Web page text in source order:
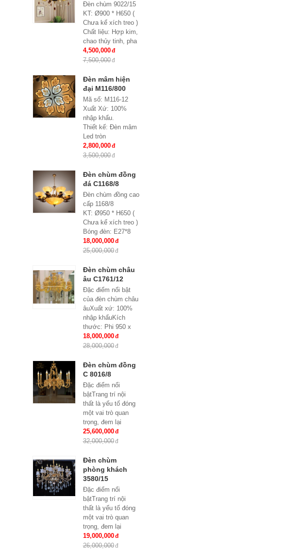
Đèn chùm 9022/15
KT: Ø900 * H650 (
Chưa kể xích treo )
Chất liệu: Hợp kim,
chao thủy tinh, pha
lê
Bóng đèn: E27*15
4,500,000
7,500,000
Đèn mâm hiện
đại M116/800
Mã số: M116-12
Xuất Xứ: 100%
nhập khẩu.
Thiết kế: Đèn mâm
Led tròn
Kích thước: Ø800x
H 150 mm
Led SMD 3 đổi mầu
Điều khiển từ xa: Đi
kèm nhiều chế độ
Ứng dụng: Hiệu
Quả Cho Phòng
Khách, chung cư,
nhà riêng, văn
phòng …
2,800,000
3,500,000
Đèn chùm đồng
đá C1168/8
Đèn chùm đồng cao
cấp 1168/8
KT: Ø950 * H650 (
Chưa kể xích treo )
Bóng đèn: E27*8
Bảo hành: 2 năm
18,000,000
25,000,000
Đèn chùm châu
âu C1761/12
Đặc điểm nổi bật
của đèn chùm châu
âuXuất xứ: 100%
nhập khẩuKích
thước: Phi 950 x
H500Loại bóng sử
dụng: Nến E14
Phòng...
18,000,000
28,000,000
Đèn chùm đồng
C 8016/8
Đặc điểm nổi
bậtTrang trí nội
thất là yếu tố đóng
một vai trò quan
trọng, đem lại
những giá trị thực
sự cho cả căn hộ
25,600,000
32,000,000
Đèn chùm
phòng khách
3580/15
Đặc điểm nổi
bậtTrang trí nội
thất là yếu tố đóng
một vai trò quan
trọng, đem lại
những giá trị thực
sự cho cả căn hộ
19,000,000
26,000,000